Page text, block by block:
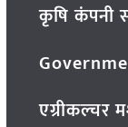
कृषि कंपनी